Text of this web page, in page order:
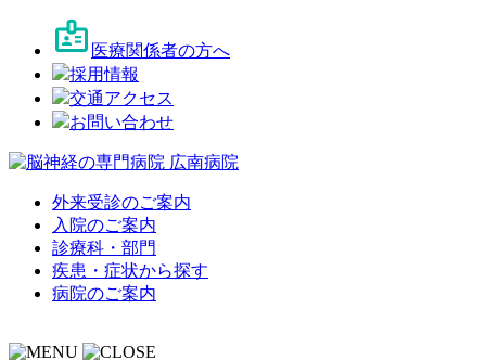
医療関係者の方へ
採用情報
交通アクセス
お問い合わせ
外来受診のご案内
入院のご案内
診療科・部門
疾患・症状から探す
病院のご案内